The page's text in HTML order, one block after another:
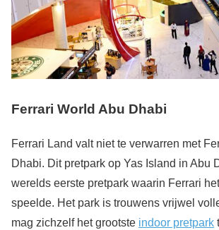
Ferrari World Abu Dhabi
Ferrari Land valt niet te verwarren met
Dhabi. Dit pretpark op Yas Island in Abu
werelds eerste pretpark waarin Ferrari
speelde. Het park is trouwens vrijwel
mag zichzelf het grootste indoor pretpark